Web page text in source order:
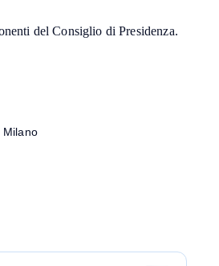
del Consiglio di Presidenza.
Milano